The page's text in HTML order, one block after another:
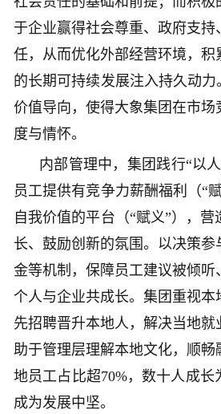
于企业赢得社会尊重、政府支持
任，从而优化外部经营环境，积
的长期可持续发展注入持久动力
价值导向，使得大象集团在市场
度与情怀。
内部管理中，集团践行“以
员工提供有竞争力薪酬福利（“
自我价值的平台（“赋义”），
长、鼓励创新的氛围。以决策
金等机制，保障员工建议被倾
个人与企业共成长。集团重视本
先招聘晋升本地人，解决当地就
助于管理层理解本地文化，顺畅
地员工占比超70%，数十人成长
成为发展中坚。